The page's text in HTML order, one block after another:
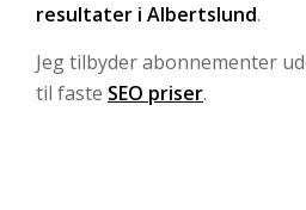
resultater i Albertslund.
Jeg tilbyder abonnementer
til faste SEO priser.